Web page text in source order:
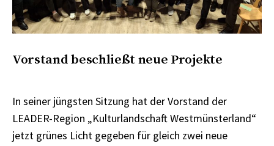
Vorstand beschließt neue Projekte
In seiner jüngsten Sitzung hat der Vorstand der
LEADER-Region „Kulturlandschaft Westmünsterland“
jetzt grünes Licht gegeben für gleich zwei neue